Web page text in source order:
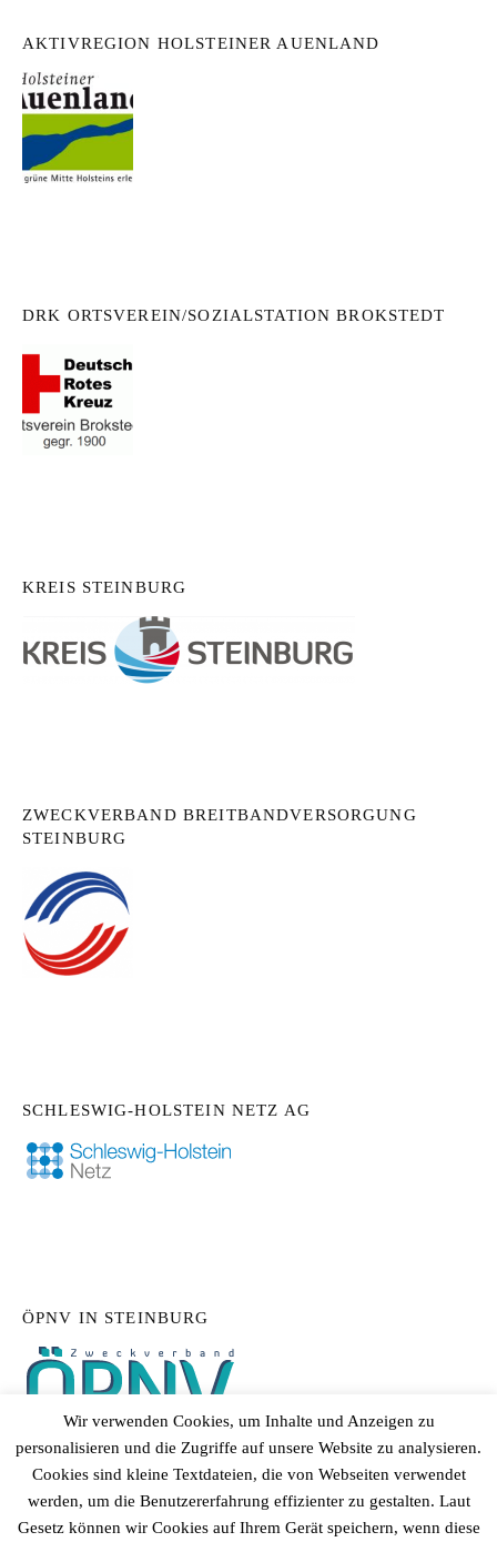
AKTIVREGION HOLSTEINER AUENLAND
DRK ORTSVEREIN/SOZIALSTATION BROKSTEDT
KREIS STEINBURG
ZWECKVERBAND BREITBANDVERSORGUNG
STEINBURG
SCHLESWIG-HOLSTEIN NETZ AG
ÖPNV IN STEINBURG
Wir verwenden Cookies, um Inhalte und Anzeigen zu
personalisieren und die Zugriffe auf unsere Website zu analysieren.
Cookies sind kleine Textdateien, die von Webseiten verwendet
werden, um die Benutzererfahrung effizienter zu gestalten. Laut
Gesetz können wir Cookies auf Ihrem Gerät speichern, wenn diese